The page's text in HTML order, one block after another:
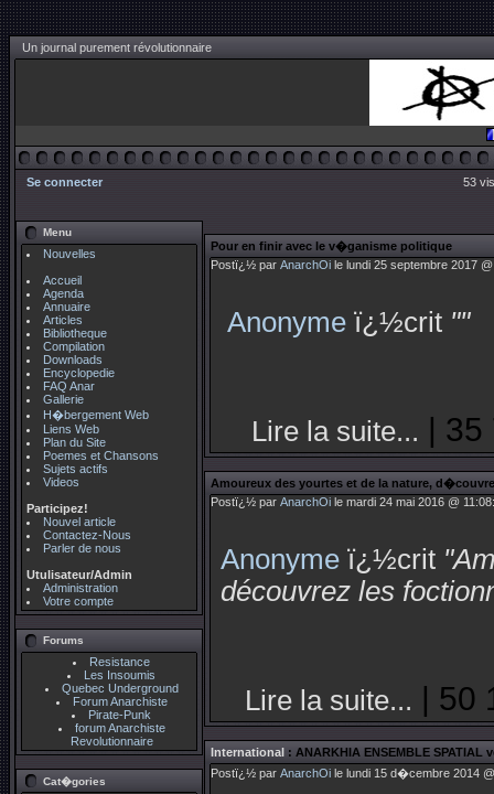
Un journal purement révolutionnaire
Se connecter 53
Menu
Nouvelles
Accueil
Agenda
Annuaire
Articles
Bibliotheque
Compilation
Downloads
Encyclopedie
FAQ Anar
Gallerie
H�bergement Web
Liens Web
Plan du Site
Poemes et Chansons
Sujets actifs
Videos
Participez!
Nouvel article
Contactez-Nous
Parler de nous
Utulisateur/Admin
Administration
Votre compte
Forums
Resistance
Les Insoumis
Quebec Underground
Forum Anarchiste
Pirate-Punk
forum Anarchiste
Revolutionnaire
Cat�gories
Pour en finir avec le v�ganisme politique
Postï¿½ par AnarchOi le lundi 25 septembre 2017
Anonyme ï¿½crit ""
Lire la suite... |
Amoureux des yourtes et de la nature,
Postï¿½ par AnarchOi le mardi 24 mai 2016 @
Anonyme ï¿½crit
découvrez les
Lire la suite... | 50
International : ANARKHIA ENSEMBLE SPATIAL
Postï¿½ par AnarchOi le lundi 15 d�cembre 2014